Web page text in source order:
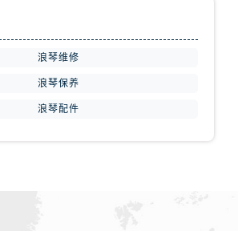
浪琴维修
浪琴保养
浪琴配件